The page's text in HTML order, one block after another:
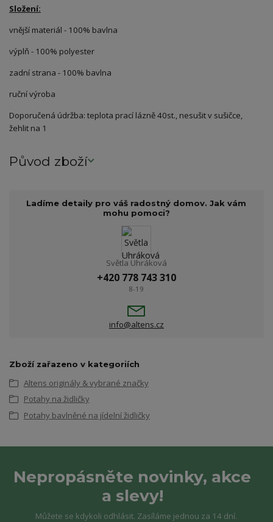
Složení:
vnější materiál - 100% bavlna
výplň - 100% polyester
zadní strana - 100% bavlna
ruční výroba
Doporučená údržba: teplota prací lázně 40st., nesušit v sušičce,
žehlit na 1
Původ zboží
Ladíme detaily pro váš radostný domov. Jak vám
mohu pomoci?
Světla Uhráková
+420 778 743 310
8-19
info@altens.cz
Zboží zařazeno v kategoriích
Altens originály & vybrané značky
Potahy na židličky
Potahy bavlněné na jídelní židličky
Nepropásněte novinky, akce
a slevy!
Můžete se kdykoli odhlásit. Zasíláme jednou za 14 dní.